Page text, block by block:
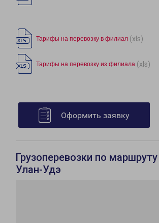
Тарифы на перевозку в филиал (xls)
Тарифы на перевозку из филиала (xls)
Оформить заявку
Грузоперевозки по
Улан-Удэ